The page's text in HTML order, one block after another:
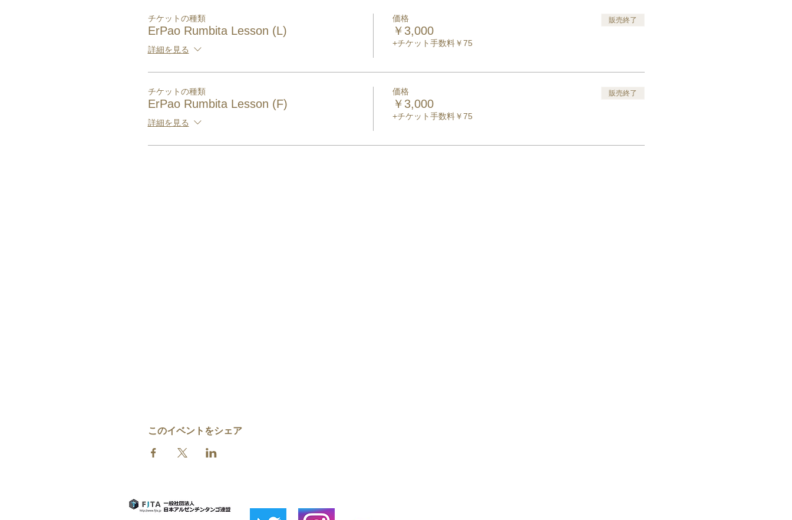
チケットの種類
ErPao Rumbita Lesson (L)
詳細を見る
価格
￥3,000
+チケット手数料￥75
販売終了
チケットの種類
ErPao Rumbita Lesson (F)
詳細を見る
価格
￥3,000
+チケット手数料￥75
販売終了
このイベントをシェア